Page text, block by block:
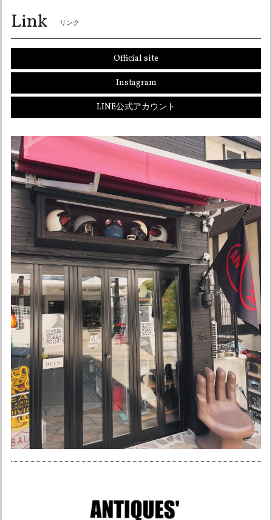
オーシャンビートル OCEANBEETLE PTR アイボリー 各サイズ有り SALE中！ 送料無料！販売終了まで在庫ラスト5個！
Lサイズ
2026/05/12
とても対応が早く、わざわざ電話連絡もしてもらい気持ち良
く買い物ができました。 まだ欲しいものがあるので、その時
はよろしくお願いします。 ありがとうございました。
こちらこそありがとうございました☆ またお声
かけください！ よろしくお願い申し上げます♪
オーシャンビートル OCEAN BEETLE MTX 別注マット アイボリー 各サイズ有り インナーペイズリー黒！ SALE中！ 送料無料！
Lサイズ
2026/05/06
迅速に発送していただきありがとうございます。 オリジナル
カラーも最高です。
ありがとうございました☆ またよろしくお願い
申し上げます。
オーシャンビートル ショーティ4 別注マットホワイト ペイズリー黒 各サイズ有り SALE中！ 送料無料！ 常時在庫限定2個！
XLサイズ
Link リンク
Official site
Instagram
LINE公式アカウント